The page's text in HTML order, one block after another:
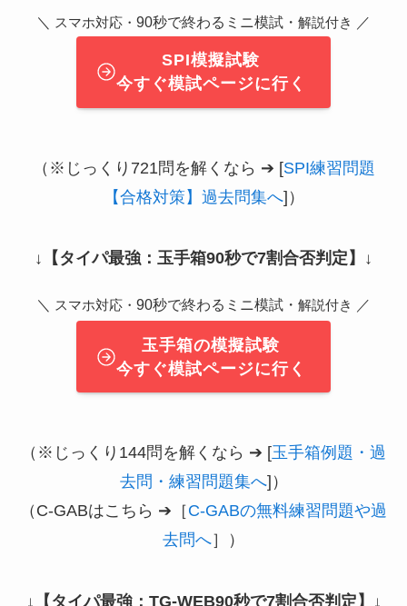
＼ スマホ対応・ 90秒で終わるミニ模試・ 解説付き ／
SPI模擬試験
今すぐ模試ページに行く
（※じっくり721問を解くなら ➔ [SPI練習問題
【合格対策】過去問集へ]）
↓ 【タイパ最強：玉手箱90秒で7割合否判定】 ↓
＼ スマホ対応・ 90秒で終わるミニ模試・ 解説付き ／
玉手箱の模擬試験
今すぐ模試ページに行く
（※じっくり144問を解くなら ➔ [玉手箱例題・過
去問・練習問題集へ]）
（C-GABはこちら ➔［C-GABの無料練習問題や過
去問へ］）
↓ 【タイパ最強：TG-WEB90秒で7割合否判定】 ↓